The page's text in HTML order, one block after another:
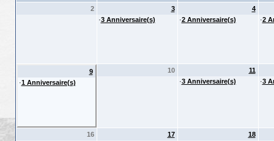
2
3
·3 Anniversaire(s)
4
·2 Anniversaire(s) ·2
9
·1 Anniversaire(s)
10
11
·3 Anniversaire(s) ·3
16
17
18